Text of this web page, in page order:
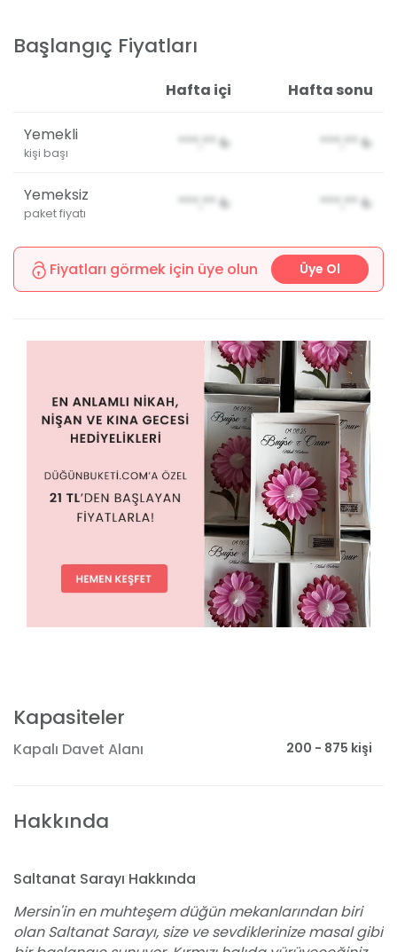
Başlangıç Fiyatları
Hafta içi Hafta sonu
Yemekli
kişi başı
***,** ₺ ***,** ₺
Yemeksiz
paket fiyatı
***,** ₺ ***,** ₺
Fiyatları görmek için üye olun Üye Ol
Kapasiteler
Kapalı Davet Alanı 200 - 875 kişi
Hakkında
Saltanat Sarayı Hakkında
Mersin'in en muhteşem düğün mekanlarından biri
olan Saltanat Sarayı, size ve sevdiklerinize masal gibi